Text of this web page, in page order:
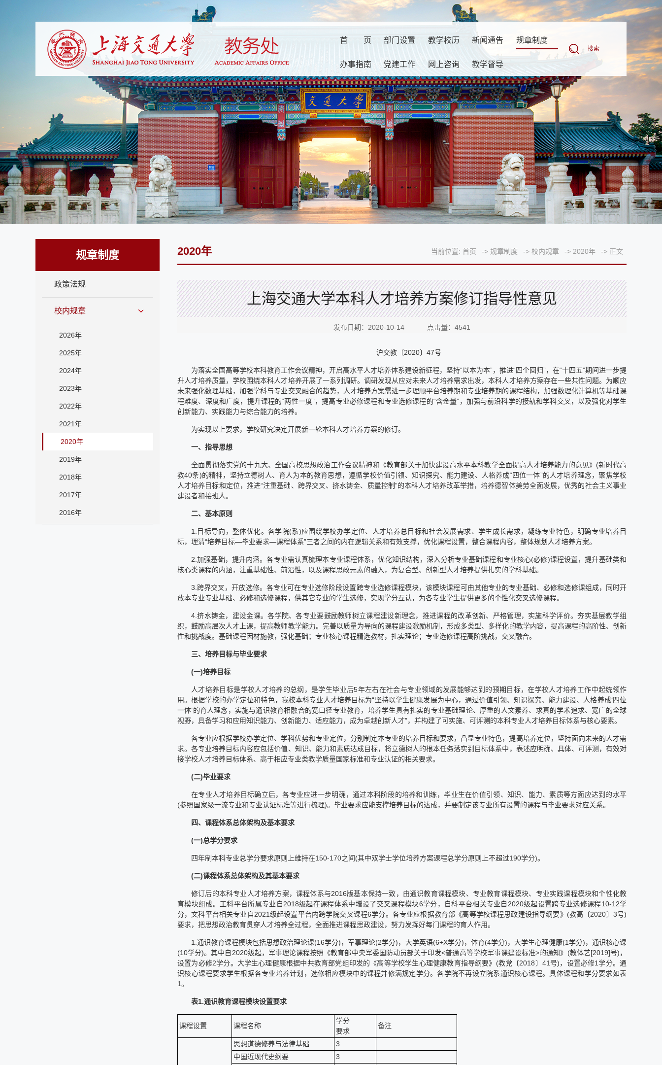
首 页 部门设置 教学校历 新闻通告 规章制度
办事指南 党建工作 网上咨询 教学督导
搜索
规章制度
政策法规
校内规章
2026年
2025年
2024年
2023年
2022年
2021年
2020年
2019年
2018年
2017年
2016年
2020年 当前位置: 首页 -> 规章制度 -> 校内规章 -> 2020年 -> 正文
上海交通大学本科人才培养方案修订指导性意见
发布日期：2020-10-14 点击量： 4541
沪交教〔2020〕47号
为落实全国高等学校本科教育工作会议精神，开启高水平人才培养体系建设新征程，坚持“以本为本”，推进“四个回归”，在“十四五”期间进一步提
升人才培养质量，学校围绕本科人才培养开展了一系列调研。调研发现从应对未来人才培养需求出发，本科人才培养方案存在一些共性问题。为顺应
未来强化数理基础，加强学科与专业交叉融合的趋势，人才培养方案需进一步理顺平台培养期和专业培养期的课程结构，加强数理化计算机等基础课
程难度、深度和广度，提升课程的“两性一度”，提高专业必修课程和专业选修课程的“含金量”，加强与前沿科学的接轨和学科交叉，以及强化对学生
创新能力、实践能力与综合能力的培养。
为实现以上要求，学校研究决定开展新一轮本科人才培养方案的修订。
一、指导思想
全面贯彻落实党的十九大、全国高校思想政治工作会议精神和《教育部关于加快建设高水平本科教学全面提高人才培养能力的意见》(新时代高
教40条)的精神，坚持立德树人、育人为本的教育思想，遵循学校价值引领、知识探究、能力建设、人格养成“四位一体”的人才培养理念，聚焦学校
人才培养目标和定位，推进“注重基础、跨界交叉、挤水铸金、质量控制”的本科人才培养改革举措，培养德智体美劳全面发展，优秀的社会主义事业
建设者和接班人。
二、基本原则
1.目标导向，整体优化。各学院(系)应围绕学校办学定位、人才培养总目标和社会发展需求、学生成长需求，凝练专业特色，明确专业培养目
标，理清“培养目标—毕业要求—课程体系”三者之间的内在逻辑关系和有效支撑，优化课程设置，整合课程内容，整体规划人才培养方案。
2.加强基础，提升内涵。各专业需认真梳理本专业课程体系，优化知识结构，深入分析专业基础课程和专业核心(必修)课程设置，提升基础类和
核心类课程的内涵，注重基础性、前沿性，以及课程思政元素的融入，为复合型、创新型人才培养提供扎实的学科基础。
3.跨界交叉，开放选修。各专业可在专业选修阶段设置跨专业选修课程模块，该模块课程可由其他专业的专业基础、必修和选修课组成，同时开
放本专业专业基础、必修和选修课程，供其它专业的学生选修，实现学分互认，为各专业学生提供更多的个性化交叉选修课程。
4.挤水铸金，建设金课。各学院、各专业要鼓励教师树立课程建设新理念，推进课程的改革创新、严格管理，实施科学评价。夯实基层教学组
织，鼓励高层次人才上课，提高教师教学能力。完善以质量为导向的课程建设激励机制，形成多类型、多样化的教学内容，提高课程的高阶性、创新
性和挑战度。基础课程因材施教，强化基础；专业核心课程精选教材，扎实理论；专业选修课程高阶挑战，交叉融合。
三、培养目标与毕业要求
(一)培养目标
人才培养目标是学校人才培养的总纲，是学生毕业后5年左右在社会与专业领域的发展能够达到的预期目标，在学校人才培养工作中起统领作
用。根据学校的办学定位和特色，我校本科专业人才培养目标为“坚持以学生健康发展为中心，通过价值引领、知识探究、能力建设、人格养成‘四位
一体’的育人理念，实施与通识教育相融合的宽口径专业教育，培养学生具有扎实的专业基础理论、厚重的人文素养、求真的学术追求、宽广的全球
视野，具备学习和应用知识能力、创新能力、适应能力，成为卓越创新人才”，并构建了可实施、可评测的本科专业人才培养目标体系与核心要素。
各专业应根据学校办学定位、学科优势和专业定位，分别制定本专业的培养目标和要求，凸显专业特色，提高培养定位，坚持面向未来的人才需
求。各专业培养目标内容应包括价值、知识、能力和素质达成目标，将立德树人的根本任务落实到目标体系中，表述应明确、具体、可评测，有效对
接学校人才培养目标体系、高于相应专业类教学质量国家标准和专业认证的相关要求。
(二)毕业要求
在专业人才培养目标确立后，各专业应进一步明确，通过本科阶段的培养和训练，毕业生在价值引领、知识、能力、素质等方面应达到的水平
(参照国家级一流专业和专业认证标准等进行梳理)。毕业要求应能支撑培养目标的达成，并要制定该专业所有设置的课程与毕业要求对应关系。
四、课程体系总体架构及基本要求
(一)总学分要求
四年制本科专业总学分要求原则上维持在150-170之间(其中双学士学位培养方案课程总学分原则上不超过190学分)。
(二)课程体系总体架构及其基本要求
修订后的本科专业人才培养方案，课程体系与2016版基本保持一致，由通识教育课程模块、专业教育课程模块、专业实践课程模块和个性化教
育模块组成。工科平台所属专业自2018级起在课程体系中增设了交叉课程模块6学分，自科平台相关专业自2020级起设置跨专业选修课程10-12学
分，文科平台相关专业自2021级起设置平台内跨学院交叉课程6学分。各专业应根据教育部《高等学校课程思政建设指导纲要》(教高〔2020〕3号)
要求，把思想政治教育贯穿人才培养全过程，全面推进课程思政建设，努力发挥好每门课程的育人作用。
1.通识教育课程模块包括思想政治理论课(16学分)，军事理论(2学分)，大学英语(6+X学分)，体育(4学分)，大学生心理健康(1学分)，通识核心课
(10学分)。其中自2020级起，军事理论课程按照《教育部中央军委国防动员部关于印发<普通高等学校军事课建设标准>的通知》(教体艺[2019]号)，
设置为必修2学分。大学生心理健康根据中共教育部党组印发的《高等学校学生心理健康教育指导纲要》(教党〔2018〕41号)，设置必修1学分。通
识核心课程要求学生根据各专业培养计划，选修相应模块中的课程并修满规定学分。各学院不再设立院系通识核心课程。具体课程和学分要求如表
1。
表1.通识教育课程模块设置要求
课程设置 课程名称
学分
要求
备注
思想道德修养与法律基础
3
中国近现代史纲要
3